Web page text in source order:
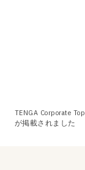
TENGA Corporate Top
が掲載されました